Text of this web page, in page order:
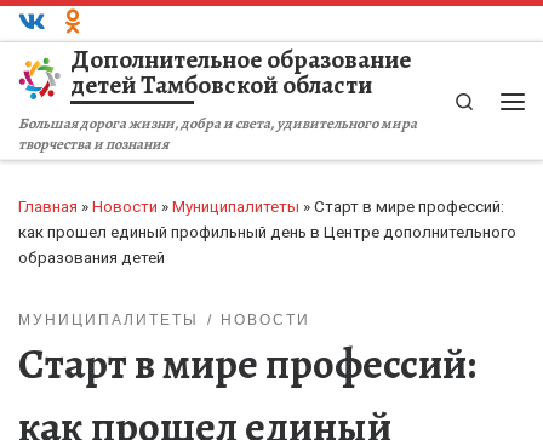
Перейти к содержимому
Дополнительное образование
детей Тамбовской области
Большая дорога жизни, добра и света, удивительного мира
творчества и познания
Search
Главная » Новости » Муниципалитеты » Старт в мире профессий:
как прошел единый профильный день в Центре дополнительного
образования детей
МУНИЦИПАЛИТЕТЫ НОВОСТИ
Старт в мире профессий:
как прошел единый